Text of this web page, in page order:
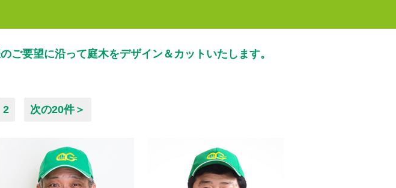
ご要望に沿って庭木をデザイン＆カットいたします。
2 次の20件＞